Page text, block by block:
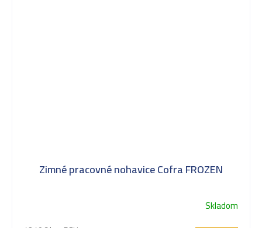
Zimné pracovné nohavice Cofra FROZEN
Skladom